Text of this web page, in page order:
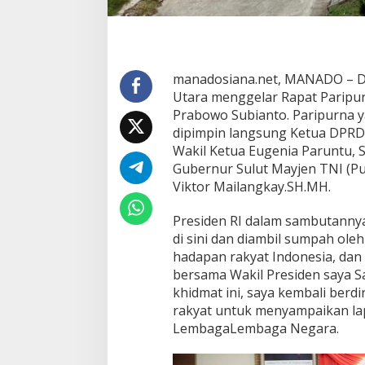
n
t
o
P
s
d
n
R
I
,
I
n
i
P
e
manadosiana.net, MANADO –
Utara menggelar Rapat
Prabowo Subianto. Paripurna
dipimpin langsung Ketua
Wakil Ketua Eugenia Paruntu,
Gubernur Sulut Mayjen TNI
Viktor Mailangkay.SH.MH.
Presiden RI dalam
di sini dan diambil sumpah
hadapan rakyat Indonesia,
bersama Wakil Presiden saya
khidmat ini, saya kembali
rakyat untuk menyampaikan
LembagaLembaga Negara.